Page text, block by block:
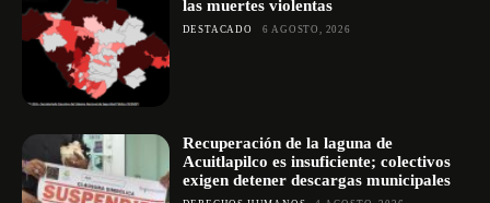
las muertes violentas
DESTACADO 6 AGOSTO, 2026
Recuperación de la laguna de
Acuitlapilco es insuficiente; colectivos
exigen detener descargas municipales